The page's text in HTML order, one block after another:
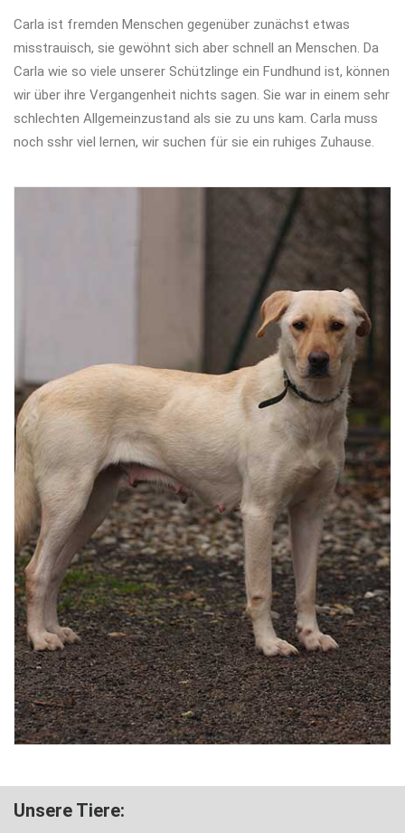
Carla ist fremden Menschen gegenüber zunächst etwas
misstrauisch, sie gewöhnt sich aber schnell an Menschen. Da
Carla wie so viele unserer Schützlinge ein Fundhund ist, können
wir über ihre Vergangenheit nichts sagen. Sie war in einem sehr
schlechten Allgemeinzustand als sie zu uns kam. Carla muss
noch sshr viel lernen, wir suchen für sie ein ruhiges Zuhause.
Unsere Tiere: